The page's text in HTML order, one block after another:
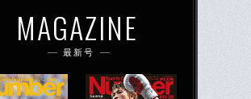
MAGAZINE
最新号